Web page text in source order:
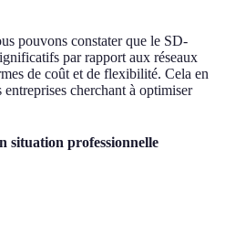
pouvons constater que le SD-
par rapport aux réseaux
de coût et de flexibilité. Cela en
cherchant à optimiser
situation professionnelle